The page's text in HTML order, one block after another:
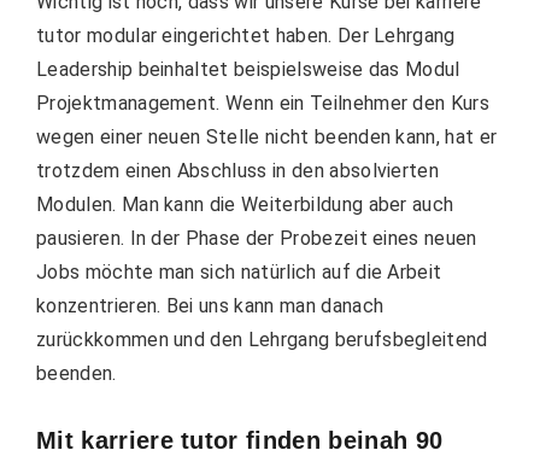
tutor modular eingerichtet haben. Der Lehrgang
Leadership beinhaltet beispielsweise das Modul
Projektmanagement. Wenn ein Teilnehmer den Kurs
wegen einer neuen Stelle nicht beenden kann, hat er
trotzdem einen Abschluss in den absolvierten
Modulen. Man kann die Weiterbildung aber auch
pausieren. In der Phase der Probezeit eines neuen
Jobs möchte man sich natürlich auf die Arbeit
konzentrieren. Bei uns kann man danach
zurückkommen und den Lehrgang berufsbegleitend
beenden.
Mit karriere tutor finden beinah 90